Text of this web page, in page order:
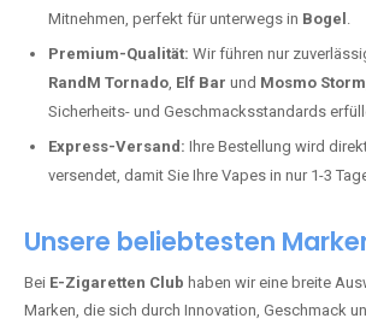
Mitnehmen, perfekt für unterwegs in Bogel .
Premium-Qualität: Wir führen nur
RandM Tornado, Elf Bar und Mosmo Storm
Sicherheits- und Geschmacksstandards
Express-Versand: Ihre Bestellung wird
versendet, damit Sie Ihre Vapes in nur 1-3
Unsere beliebtesten
Bei E-Zigaretten Club haben wir eine breite
Marken, die sich durch Innovation, Geschmack